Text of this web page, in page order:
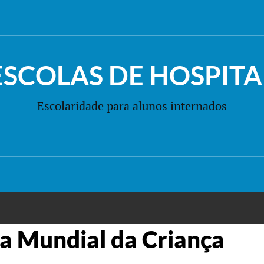
DE
Escolaridade para alunos internados
Mundial da Criança